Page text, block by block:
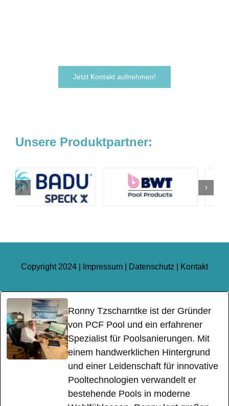
Jetzt Kontakt aufnehmen!
Unsere Produktpartner:
Copyright 2024 | Impressum Datenschutz Kontakt
Ronny Tzscharntke ist der Gründer
von PCF Pool und ein erfahrener
Spezialist für Poolsanierungen. Mit
einem handwerklichen Hintergrund
und einer Leidenschaft für innovative
Pooltechnologien verwandelt er
bestehende Pools in moderne